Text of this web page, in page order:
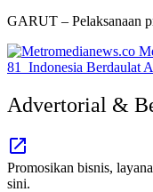
GARUT – Pelaksanaan
Advertorial &
Promosikan bisnis,
sini.